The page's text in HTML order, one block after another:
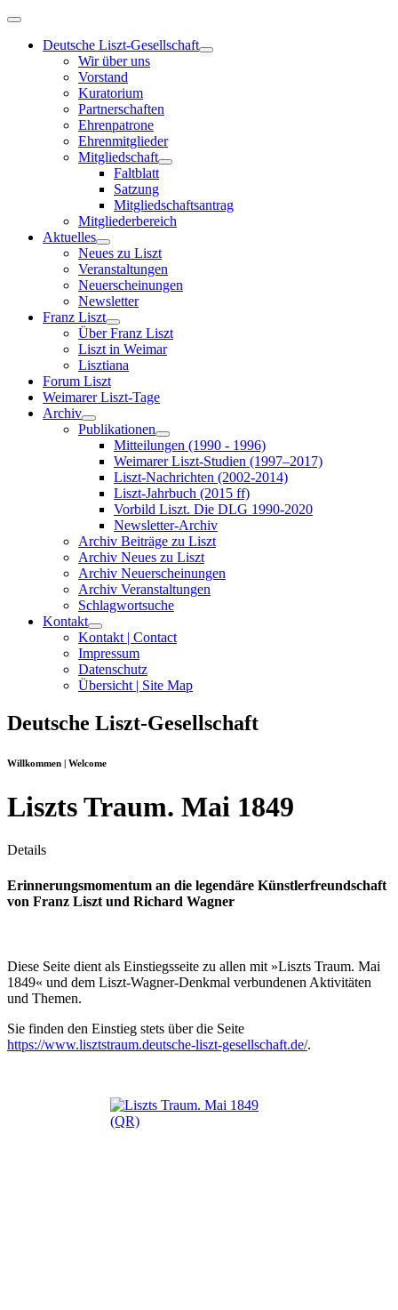
Deutsche Liszt-Gesellschaft
Wir über uns
Vorstand
Kuratorium
Partnerschaften
Ehrenpatrone
Ehrenmitglieder
Mitgliedschaft
Faltblatt
Satzung
Mitgliedschaftsantrag
Mitgliederbereich
Aktuelles
Neues zu Liszt
Veranstaltungen
Neuerscheinungen
Newsletter
Franz Liszt
Über Franz Liszt
Liszt in Weimar
Lisztiana
Forum Liszt
Weimarer Liszt-Tage
Archiv
Publikationen
Mitteilungen (1990 - 1996)
Weimarer Liszt-Studien (1997–2017)
Liszt-Nachrichten (2002-2014)
Liszt-Jahrbuch (2015 ff)
Vorbild Liszt. Die DLG 1990-2020
Newsletter-Archiv
Archiv Beiträge zu Liszt
Archiv Neues zu Liszt
Archiv Neuerscheinungen
Archiv Veranstaltungen
Schlagwortsuche
Kontakt
Kontakt | Contact
Impressum
Datenschutz
Übersicht | Site Map
Deutsche Liszt-Gesellschaft
Willkommen | Welcome
Liszts Traum. Mai 1849
Details
Erinnerungsmomentum an die legendäre Künstlerfreundschaft
von Franz Liszt und Richard Wagner
Diese Seite dient als Einstiegsseite zu allen mit »Liszts Traum. Mai
1849« und dem Liszt-Wagner-Denkmal verbundenen Aktivitäten
und Themen.
Sie finden den Einstieg stets über die Seite
https://www.lisztstraum.deutsche-liszt-gesellschaft.de/.